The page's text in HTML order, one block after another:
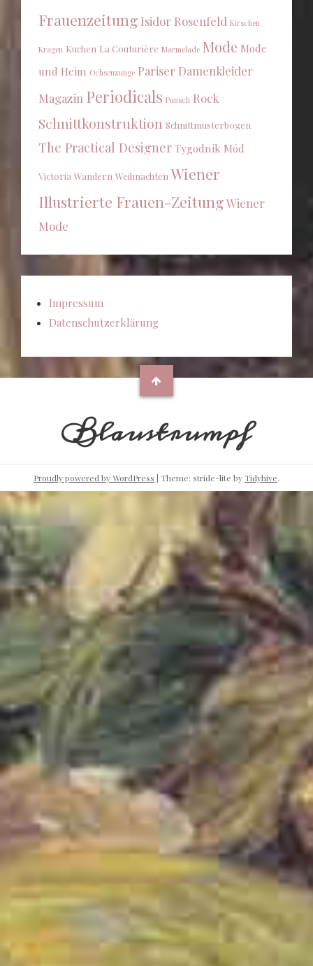
Frauenzeitung Isidor Rosenfeld Kirschen
Kragen Kuchen La Couturière Marmelade Mode Mode
und Heim Ochsenzunge Pariser Damenkleider
Magazin Periodicals Punsch Rock
Schnittkonstruktion Schnittmusterbogen
The Practical Designer Tygodnik Mód
Victoria Wandern Weihnachten Wiener
Illustrierte Frauen-ZeitungWiener
Mode
Impressum
Datenschutzerklärung
Blaustrumpf
Proudly powered by WordPress | Theme: stride-lite byTidyhive.